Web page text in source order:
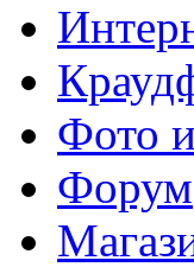
Фото
Форум